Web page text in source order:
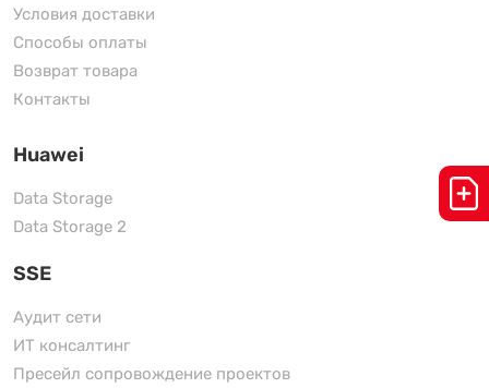
Условия доставки
Способы оплаты
Возврат товара
Контакты
Huawei
Data Storage
Data Storage 2
SSE
Аудит сети
ИТ консалтинг
Пресейл сопровождение проектов